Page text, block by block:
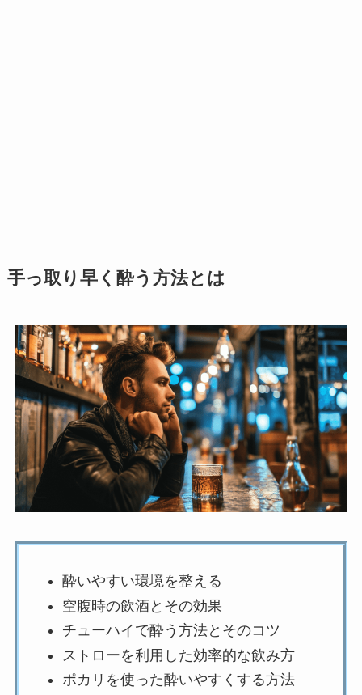
手っ取り早く酔う方法とは
酔いやすい環境を整える
空腹時の飲酒とその効果
チューハイで酔う方法とそのコツ
ストローを利用した効率的な飲み方
ポカリを使った酔いやすくする方法